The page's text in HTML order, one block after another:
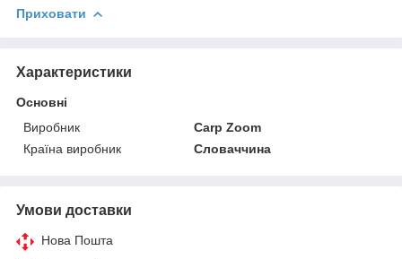
Приховати
Характеристики
Основні
Виробник
Carp Zoom
Країна виробник
Словаччина
Умови доставки
Нова Пошта